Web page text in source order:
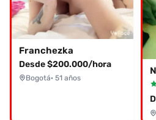
Franchezka
Desde $200.000/hora
Bogotá· 51 años